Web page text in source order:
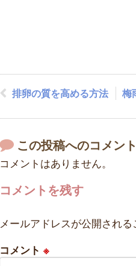
排卵の質を高める方法 梅
この投稿へのコメント
コメントはありません。
コメントを残す
メールアドレスが公開される
コメント ※